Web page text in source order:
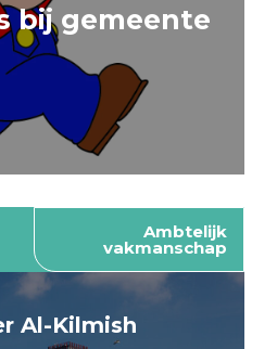
bij gemeente
Ambtelijk
vakmanschap
Al-Kilmish